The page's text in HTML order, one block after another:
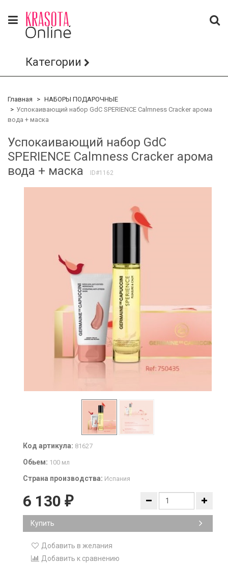
Категории
Главная
НАБОРЫ ПОДАРОЧНЫЕ
Успокаивающий набор GdC SPERIENCE Calmness Cracker арома
вода + маска
Успокаивающий набор GdC
SPERIENCE Calmness Cracker арома
вода + маска
ID#1162
Код артикула: 81627
Обьем: 100 мл
Страна производства: Испания
6 130 ₽
Купить
Добавить в желания
Добавить к сравнению